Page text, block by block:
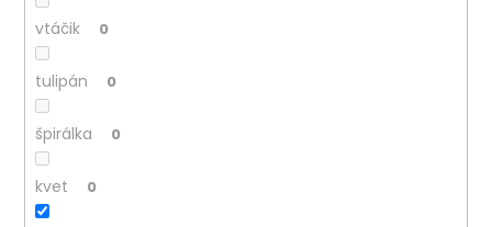
vtáčik 0
tulipán 0
špirálka 0
kvet 0